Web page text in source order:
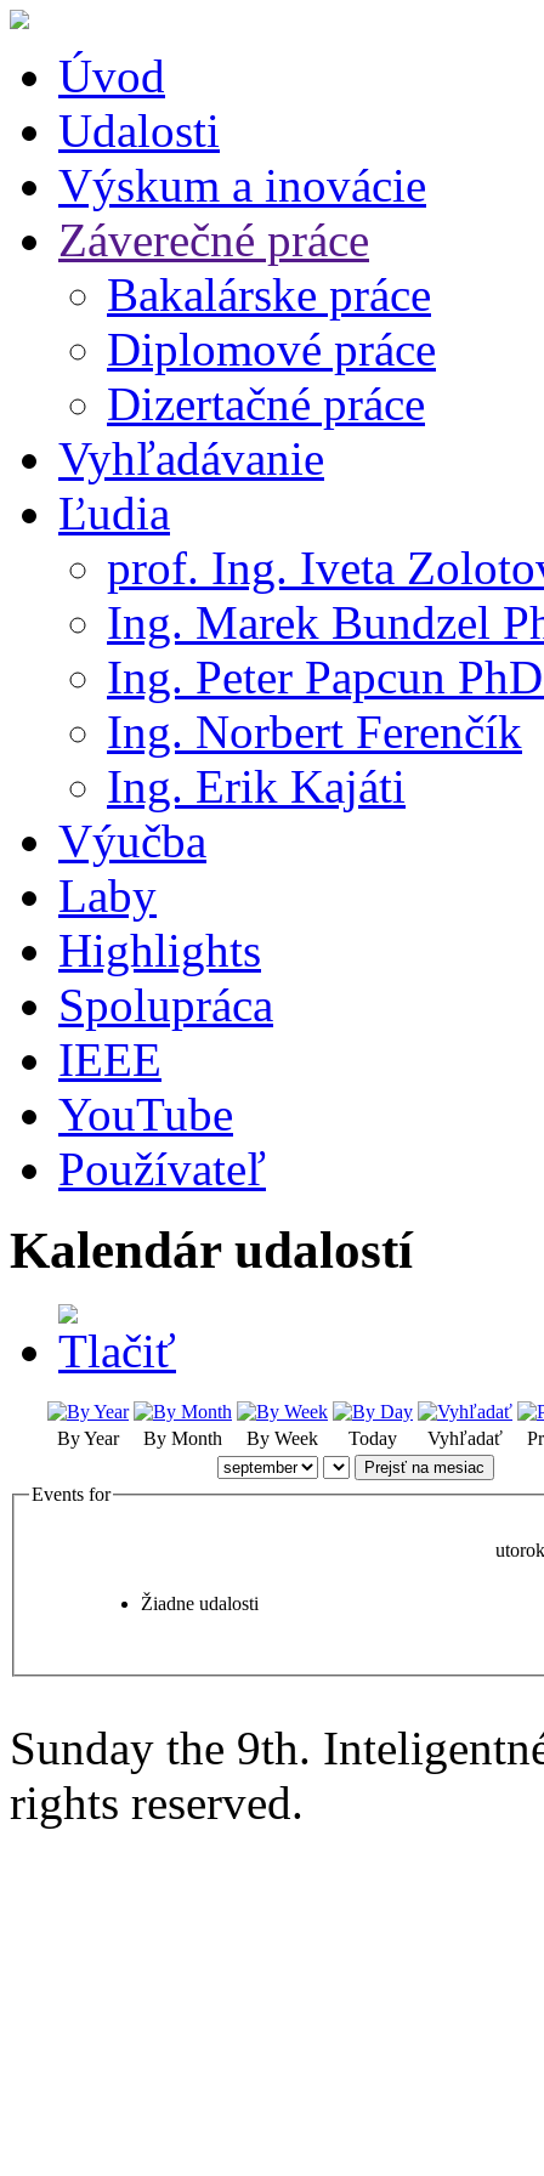
Úvod
Udalosti
Výskum a inovácie
Záverečné práce
Bakalárske práce
Diplomové práce
Dizertačné práce
Vyhľadávanie
Ľudia
prof. Ing. Iveta
Ing. Marek Bundzel
Ing. Peter Papcun
Ing. Norbert Ferenčík
Ing. Erik Kajáti
Výučba
Laby
Highlights
Spolupráca
IEEE
YouTube
Používateľ
Kalendár udalostí
By Year By Month By Week Today Vyhľadať
Prejsť na mesiac
Events for
Žiadne udalosti
Sunday the 9th.
rights reserved.